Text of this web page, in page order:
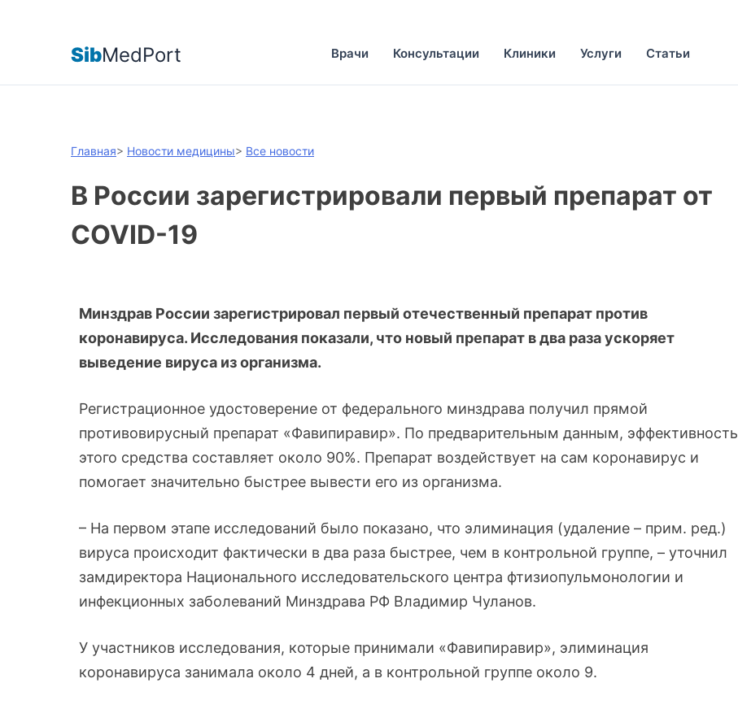
SibMedPort Врачи Консультации Клиники Услуги Статьи
Главная> Новости медицины> Все новости
В России зарегистрировали первый препарат от
COVID-19
Минздрав России зарегистрировал первый отечественный препарат против
коронавируса. Исследования показали, что новый препарат в два раза ускоряет
выведение вируса из организма.
Регистрационное удостоверение от федерального минздрава получил прямой
противовирусный препарат «Фавипиравир». По предварительным данным, эффективность
этого средства составляет около 90%. Препарат воздействует на сам коронавирус и
помогает значительно быстрее вывести его из организма.
– На первом этапе исследований было показано, что элиминация (удаление – прим. ред.)
вируса происходит фактически в два раза быстрее, чем в контрольной группе, – уточнил
замдиректора Национального исследовательского центра фтизиопульмонологии и
инфекционных заболеваний Минздрава РФ Владимир Чуланов.
У участников исследования, которые принимали «Фавипиравир», элиминация
коронавируса занимала около 4 дней, а в контрольной группе около 9.